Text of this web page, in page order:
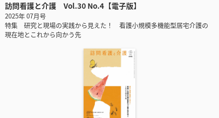
訪問看護と介護 Vol.30 No.4【電子版】
2025年 07月号
特集 研究と現場の実践から見えた！ 看護小規模多機能型居宅介護の
現在地とこれから向かう先